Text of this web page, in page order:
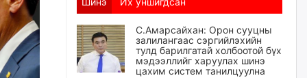
С.Амарсайхан: Орон сууцны
залилангаас сэргийлэхийн
тулд барилгатай холбоотой бүх
мэдээллийг харуулах шинэ
цахим систем танилцуулна